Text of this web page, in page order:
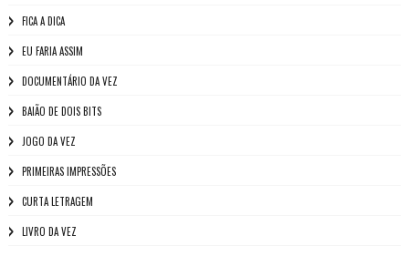
FICA A DICA
EU FARIA ASSIM
DOCUMENTÁRIO DA VEZ
BAIÃO DE DOIS BITS
JOGO DA VEZ
PRIMEIRAS IMPRESSÕES
CURTA LETRAGEM
LIVRO DA VEZ